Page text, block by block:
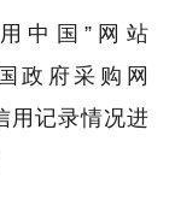
中国”网站
政府采购网
用记录情况进